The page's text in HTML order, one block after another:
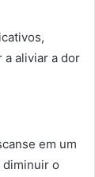
a aliviar a dor
em um
diminuir o